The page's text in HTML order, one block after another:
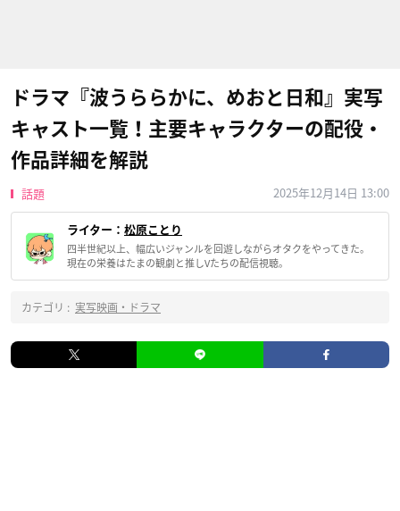
ドラマ『波うららかに、めおと日和』実写
キャスト一覧！主要キャラクターの配役・
作品詳細を解説
話題 2025年12月14日 13:00
ライター： 松原ことり
四半世紀以上、幅広いジャンルを回遊しながらオタクをやってきた。
現在の栄養はたまの観劇と推しVたちの配信視聴。
カテゴリ : 実写映画・ドラマ